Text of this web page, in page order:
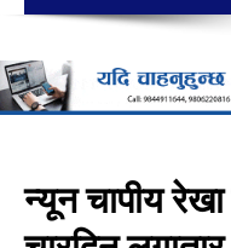
न्यून चापीय